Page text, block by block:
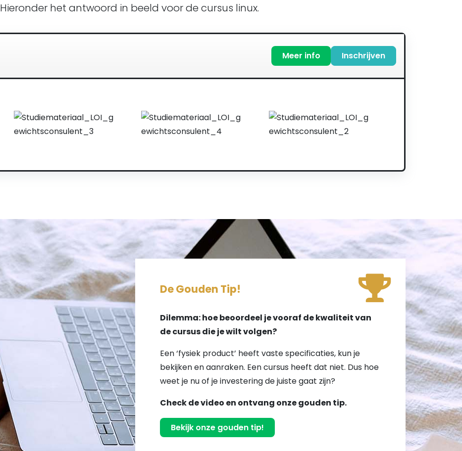
Hieronder het antwoord in beeld voor de cursus linux.
Meer info Inschrijven
De Gouden Tip!
Dilemma: hoe beoordeel je vooraf de kwaliteit van
de cursus die je wilt volgen?
Een ‘fysiek product’ heeft vaste specificaties, kun je
bekijken en aanraken. Een cursus heeft dat niet. Dus hoe
weet je nu of je investering de juiste gaat zijn?
Check de video en ontvang onze gouden tip.
Bekijk onze gouden tip!